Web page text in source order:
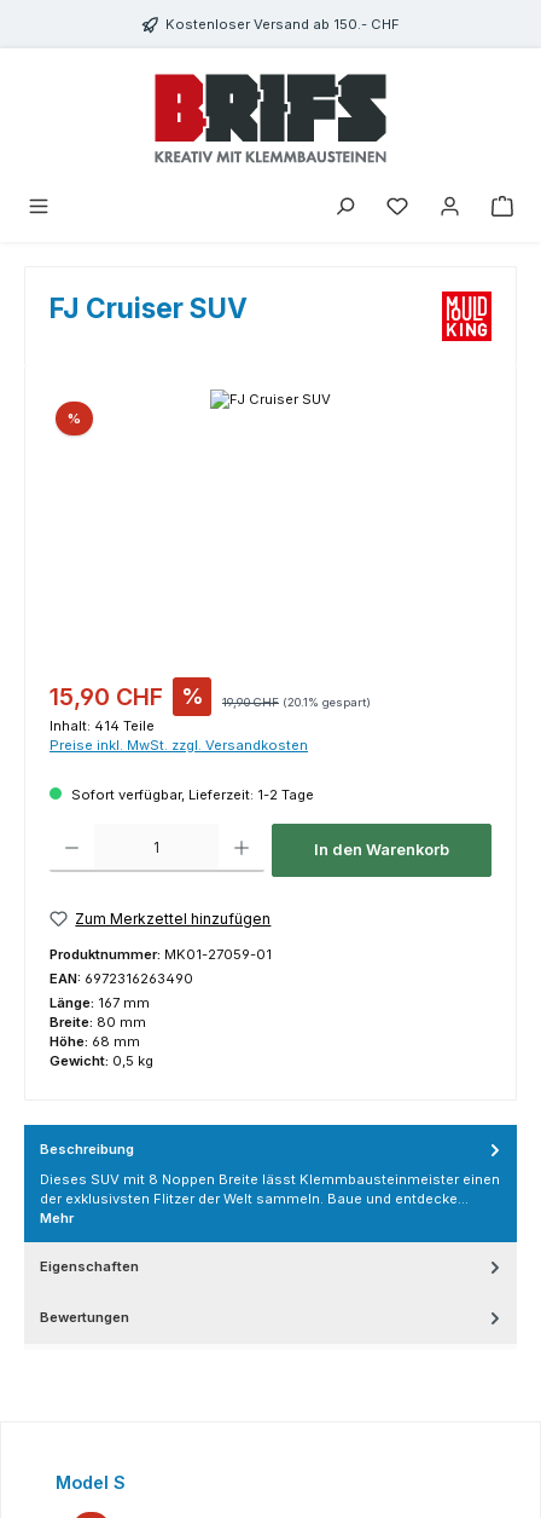
Zum Hauptinhalt springenKostenloser Versand ab 150.- CHF
Du hast 0
FJ Cruiser SUV
Bildergalerie überspringen
% Rabatt
Verkaufspreis:
15,90 CHF % Regulärer Preis:
19,90 CHF (20.1% gespart)
Inhalt: 414 Teile
Preise inkl. MwSt. zzgl. Versandkosten
Sofort verfügbar, Lieferzeit: 1-2 Tage
In den Warenkorb
Zum Merkzettel hinzufügen
Produktnummer: MK01-27059-01
EAN: 6972316263490
Länge: 167 mm
Breite: 80 mm
Höhe: 68 mm
Gewicht: 0,5 kg
Beschreibung
Dieses SUV mit 8 Noppen Breite lässt Klemmbausteinmeister einen
der exklusivsten Flitzer der Welt sammeln. Baue und entdecke…
Mehr
Eigenschaften
Bewertungen
Produktgalerie überspringen
Model S